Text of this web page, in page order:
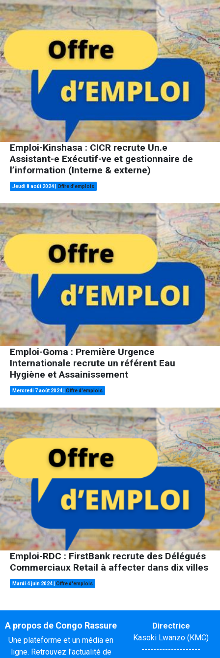
Emploi-Kinshasa : CICR recrute Un.e
Assistant-e Exécutif-ve et gestionnaire de
l’information (Interne & externe)
Jeudi 8 août 2024 Offre d'emplois
Emploi-Goma : Première Urgence
Internationale recrute un référent Eau
Hygiène et Assainissement
Mercredi 7 août 2024 Offre d'emplois
Emploi-RDC : FirstBank recrute des Délégués
Commerciaux Retail à affecter dans dix villes
Mardi 4 juin 2024 Offre d'emplois
A propos de Congo Rassure
Une plateforme et un média en
ligne. Retrouvez l'actualité de
Directrice
Kasoki Lwanzo (KMC)
--------------------